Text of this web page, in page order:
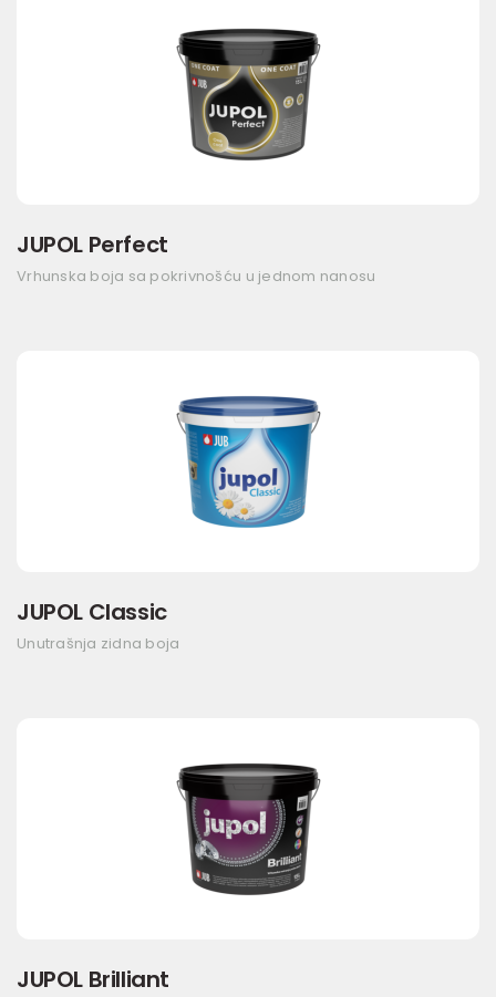
JUPOL Perfect
Vrhunska boja sa pokrivnošću u jednom nanosu
JUPOL Classic
Unutrašnja zidna boja
JUPOL Brilliant